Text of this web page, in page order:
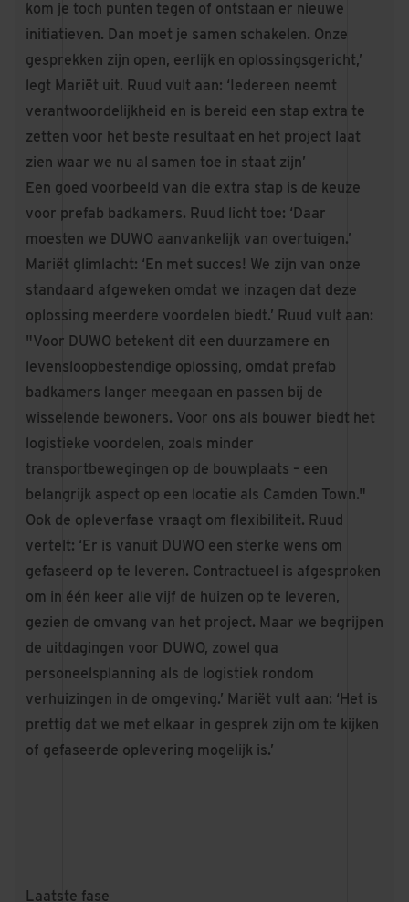
kom je toch punten tegen of ontstaan er nieuwe
initiatieven. Dan moet je samen schakelen. Onze
gesprekken zijn open, eerlijk en oplossingsgericht,’
legt Mariët uit. Ruud vult aan: ‘Iedereen neemt
verantwoordelijkheid en is bereid een stap extra te
zetten voor het beste resultaat en het project laat
zien waar we nu al samen toe in staat zijn’
Een goed voorbeeld van die extra stap is de keuze
voor prefab badkamers. Ruud licht toe: ‘Daar
moesten we DUWO aanvankelijk van overtuigen.’
Mariët glimlacht: ‘En met succes! We zijn van onze
standaard afgeweken omdat we inzagen dat deze
oplossing meerdere voordelen biedt.’ Ruud vult aan:
"Voor DUWO betekent dit een duurzamere en
levensloopbestendige oplossing, omdat prefab
badkamers langer meegaan en passen bij de
wisselende bewoners. Voor ons als bouwer biedt het
logistieke voordelen, zoals minder
transportbewegingen op de bouwplaats – een
belangrijk aspect op een locatie als Camden Town."
Ook de opleverfase vraagt om flexibiliteit. Ruud
vertelt: ‘Er is vanuit DUWO een sterke wens om
gefaseerd op te leveren. Contractueel is afgesproken
om in één keer alle vijf de huizen op te leveren,
gezien de omvang van het project. Maar we begrijpen
de uitdagingen voor DUWO, zowel qua
personeelsplanning als de logistiek rondom
verhuizingen in de omgeving.’ Mariët vult aan: ‘Het is
prettig dat we met elkaar in gesprek zijn om te kijken
of gefaseerde oplevering mogelijk is.’
Laatste fase